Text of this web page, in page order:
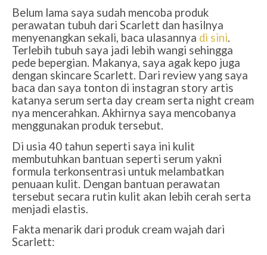
Belum lama saya sudah mencoba produk
perawatan tubuh dari Scarlett dan hasilnya
menyenangkan sekali, baca ulasannya di sini.
Terlebih tubuh saya jadi lebih wangi sehingga
pede bepergian. Makanya, saya agak kepo juga
dengan skincare Scarlett. Dari review yang saya
baca dan saya tonton di instagran story artis
katanya serum serta day cream serta night cream
nya mencerahkan. Akhirnya saya mencobanya
menggunakan produk tersebut.
Di usia 40 tahun seperti saya ini kulit
membutuhkan bantuan seperti serum yakni
formula terkonsentrasi untuk melambatkan
penuaan kulit. Dengan bantuan perawatan
tersebut secara rutin kulit akan lebih cerah serta
menjadi elastis.
Fakta menarik dari produk cream wajah dari
Scarlett: